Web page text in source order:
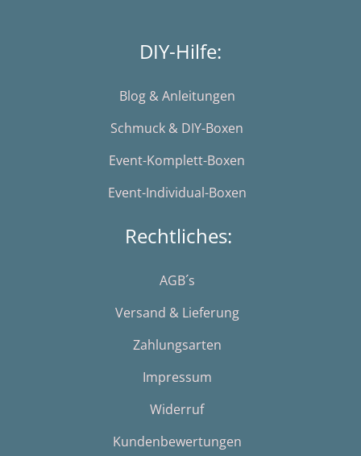
DIY-Hilfe:
Blog & Anleitungen
Schmuck & DIY-Boxen
Event-Komplett-Boxen
Event-Individual-Boxen
Rechtliches:
AGB´s
Versand & Lieferung
Zahlungsarten
Impressum
Widerruf
Kundenbewertungen